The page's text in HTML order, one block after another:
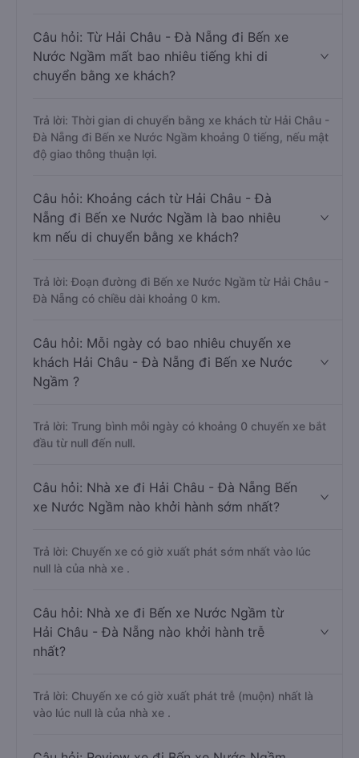
Câu hỏi: Từ Hải Châu - Đà Nẵng đi Bến xe
Nước Ngầm mất bao nhiêu tiếng khi di
chuyển bằng xe khách?
Trả lời: Thời gian di chuyển bằng xe khách từ Hải Châu -
Đà Nẵng đi Bến xe Nước Ngầm khoảng 0 tiếng, nếu mật
độ giao thông thuận lợi.
Câu hỏi: Khoảng cách từ Hải Châu - Đà
Nẵng đi Bến xe Nước Ngầm là bao nhiêu
km nếu di chuyển bằng xe khách?
Trả lời: Đoạn đường đi Bến xe Nước Ngầm từ Hải Châu -
Đà Nẵng có chiều dài khoảng 0 km.
Câu hỏi: Mỗi ngày có bao nhiêu chuyến xe
khách Hải Châu - Đà Nẵng đi Bến xe Nước
Ngầm ?
Trả lời: Trung bình mỗi ngày có khoảng 0 chuyến xe bắt
đầu từ null đến null.
Câu hỏi: Nhà xe đi Hải Châu - Đà Nẵng Bến
xe Nước Ngầm nào khởi hành sớm nhất?
Trả lời: Chuyến xe có giờ xuất phát sớm nhất vào lúc
null là của nhà xe .
Câu hỏi: Nhà xe đi Bến xe Nước Ngầm từ
Hải Châu - Đà Nẵng nào khởi hành trễ
nhất?
Trả lời: Chuyến xe có giờ xuất phát trễ (muộn) nhất là
vào lúc null là của nhà xe .